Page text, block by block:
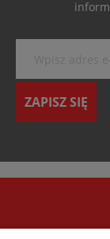
ZAPISZ SIĘ